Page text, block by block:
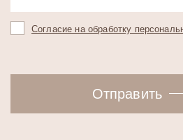
Согласие на обработку
Отправить